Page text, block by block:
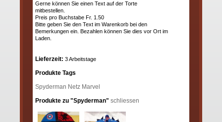
Gerne können Sie einen Text auf der Torte
mitbestellen.
Preis pro Buchstabe Fr. 1.50
Bitte geben Sie den Text im Warenkorb bei den
Bemerkungen ein. Bezahlen können Sie dies vor Ort im
Laden.
Lieferzeit: 3 Arbeitstage
Produkte Tags
Spyderman Netz Marvel
Produkte zu "Spyderman" schliessen